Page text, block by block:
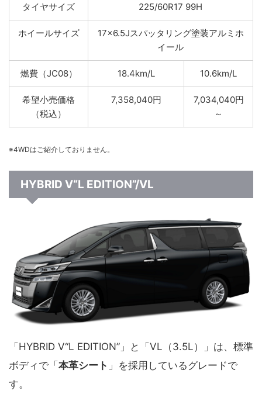
タイヤサイズ 225/60R17 99H
ホイールサイズ
17×6.5Jスパッタリング塗装アルミホ
イール
燃費（JC08） 18.4km/L 10.6km/L
希望小売価格
（税込）
7,358,040円
7,034,040円
～
※4WDはご紹介しておりません。
HYBRID V“L EDITION”/VL
「HYBRID V“L EDITION”」と「VL（3.5L）」は、標準
ボディで「 本革シート 」を採用しているグレードで
す。